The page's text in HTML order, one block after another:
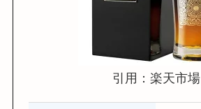
引用：楽天市場